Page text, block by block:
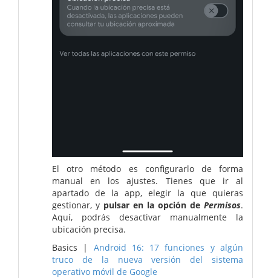
El otro método es configurarlo de forma
manual en los ajustes. Tienes que ir al
apartado de la app, elegir la que quieras
gestionar, y pulsar en la opción de Permisos.
Aquí, podrás desactivar manualmente la
ubicación precisa.
Basics | Android 16: 17 funciones y algún
truco de la nueva versión del sistema
operativo móvil de Google